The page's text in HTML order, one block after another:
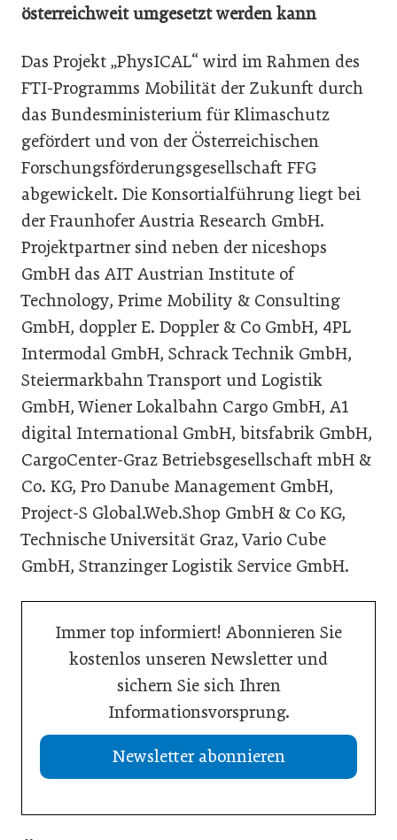
österreichweit umgesetzt werden kann
Das Projekt „PhysICAL“ wird im Rahmen des
FTI-Programms Mobilität der Zukunft durch
das Bundesministerium für Klimaschutz
gefördert und von der Österreichischen
Forschungsförderungsgesellschaft FFG
abgewickelt. Die Konsortialführung liegt bei
der Fraunhofer Austria Research GmbH.
Projektpartner sind neben der niceshops
GmbH das AIT Austrian Institute of
Technology, Prime Mobility & Consulting
GmbH, doppler E. Doppler & Co GmbH, 4PL
Intermodal GmbH, Schrack Technik GmbH,
Steiermarkbahn Transport und Logistik
GmbH, Wiener Lokalbahn Cargo GmbH, A1
digital International GmbH, bitsfabrik GmbH,
CargoCenter-Graz Betriebsgesellschaft mbH &
Co. KG, Pro Danube Management GmbH,
Project-S Global.Web.Shop GmbH & Co KG,
Technische Universität Graz, Vario Cube
GmbH, Stranzinger Logistik Service GmbH.
Immer top informiert! Abonnieren Sie
kostenlos unseren Newsletter und
sichern Sie sich Ihren
Informationsvorsprung.
Newsletter abonnieren